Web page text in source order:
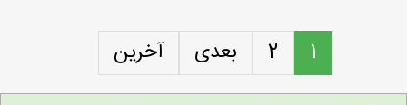
1
2 بعدی آخرین